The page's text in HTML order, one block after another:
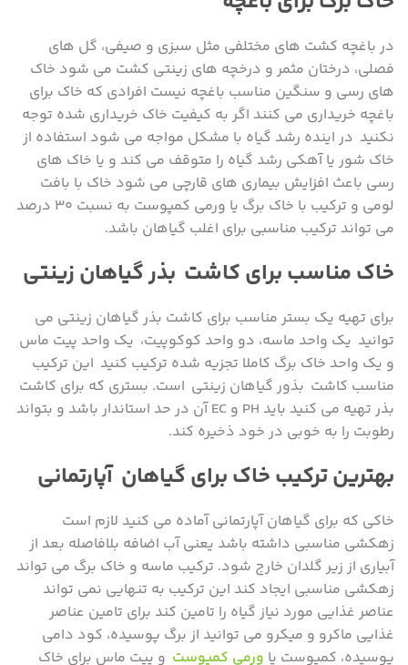
در باغچه کشت های مختلفی مثل سبزی و صیفی، گل های
فصلی، درختان مثمر و درخچه های زینتی کشت می شود خاک
های رسی و سنگین مناسب باغچه نیست افرادی که خاک برای
باغچه خریداری می کنند اگر به کیفیت خاک خریداری شده توجه
نکنید در اینده رشد گیاه با مشکل مواجه می شود استفاده از
خاک شور یا آهکی رشد گیاه را متوقف می کند و یا خاک های
رسی باعث افزایش بیماری های قارچی می شود خاک با بافت
لومی و ترکیب با خاک برگ یا ورمی کمپوست به نسبت ۳۰ درصد
می تواند ترکیب مناسبی برای اغلب گیاهان باشد.
خاک مناسب برای کاشت بذر گیاهان زینتی
برای تهیه یک بستر مناسب برای کاشت بذر گیاهان زینتی می
توانید یک واحد ماسه، دو واحد کوکوپیت، یک واحد پیت ماس
و یک واحد خاک برگ کاملا تجزیه شده ترکیب کنید این ترکیب
مناسب کاشت بذور گیاهان زینتی است. بستری که برای کاشت
بذر تهیه می کنید باید PH و EC آن در حد استاندار باشد و بتواند
رطوبت را به خوبی در خود ذخیره کند.
بهترین ترکیب خاک برای گیاهان آپارتمانی
خاکی که برای گیاهان آپارتمانی آماده می کنید لازم است
زهکشی مناسبی داشته باشد یعنی آب اضافه بلافاصله بعد از
آبیاری از زیر گلدان خارج شود. ترکیب ماسه و خاک برگ می تواند
زهکشی مناسبی ایجاد کند این ترکیب به تنهایی نمی تواند
عناصر غذایی مورد نیاز گیاه را تامین کند برای تامین عناصر
غذایی ماکرو و میکرو می توانید از برگ پوسیده، کود دامی
پوسیده، کمپوست یا ورمی کمپوست و پیت ماس برای خاک